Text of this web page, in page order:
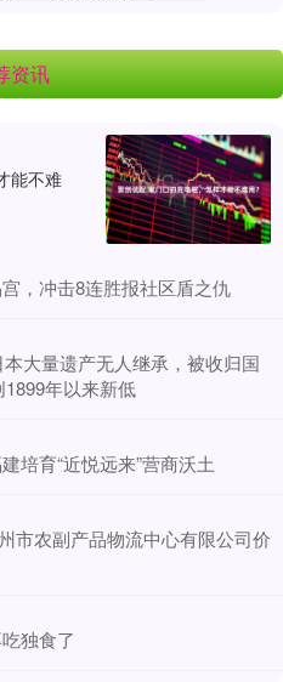
资讯
能不难
，冲击8连胜报社区盾之仇
大量遗产无人继承，被收归国
年以来新低
培育“近悦远来”营商沃土
市农副产品物流中心有限公司价
独食了